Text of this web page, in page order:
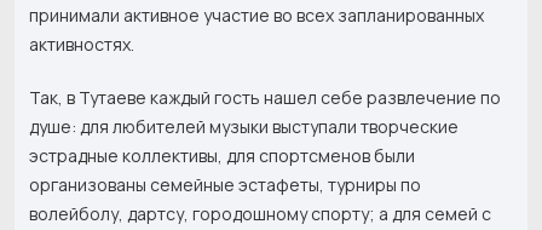
принимали активное участие во всех запланированных
активностях.
Так, в Тутаеве каждый гость нашел себе развлечение по
душе: для любителей музыки выступали творческие
эстрадные коллективы, для спортсменов были
организованы семейные эстафеты, турниры по
волейболу, дартсу, городошному спорту; а для семей с